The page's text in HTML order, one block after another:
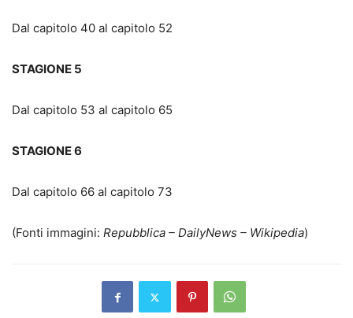
Dal capitolo 40 al capitolo 52
STAGIONE 5
Dal capitolo 53 al capitolo 65
STAGIONE 6
Dal capitolo 66 al capitolo 73
(Fonti immagini: Repubblica – DailyNews – Wikipedia)